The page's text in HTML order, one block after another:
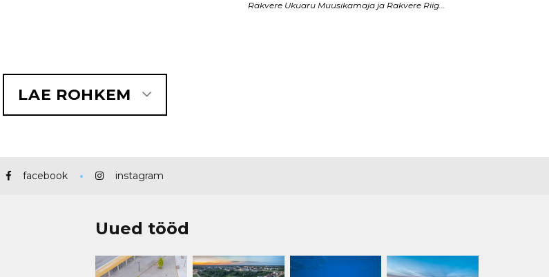
Rakvere Ukuaru Muusikamaja ja Rakvere Riig...
LAE ROHKEM
facebook instagram
Uued tööd